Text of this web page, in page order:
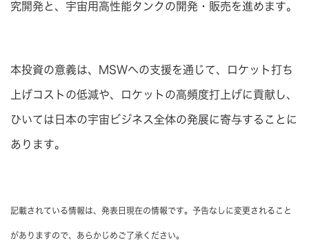
究開発と、宇宙用高性能タンクの開発・販売を進めます。
本投資の意義は、MSWへの支援を通じて、ロケット打ち
上げコストの低減や、ロケットの高頻度打上げに貢献し、
ひいては日本の宇宙ビジネス全体の発展に寄与することに
あります。
記載されている情報は、発表日現在の情報です。予告なしに変更されること
がありますので、あらかじめご了承ください。